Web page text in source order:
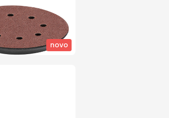
novo